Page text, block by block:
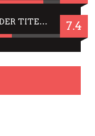
JING JING: IN-THAI RÄUMT WIEDER TITEL AB – EIN ZWEI-STUNDEN-ERLEBNISBERICHT 7.4